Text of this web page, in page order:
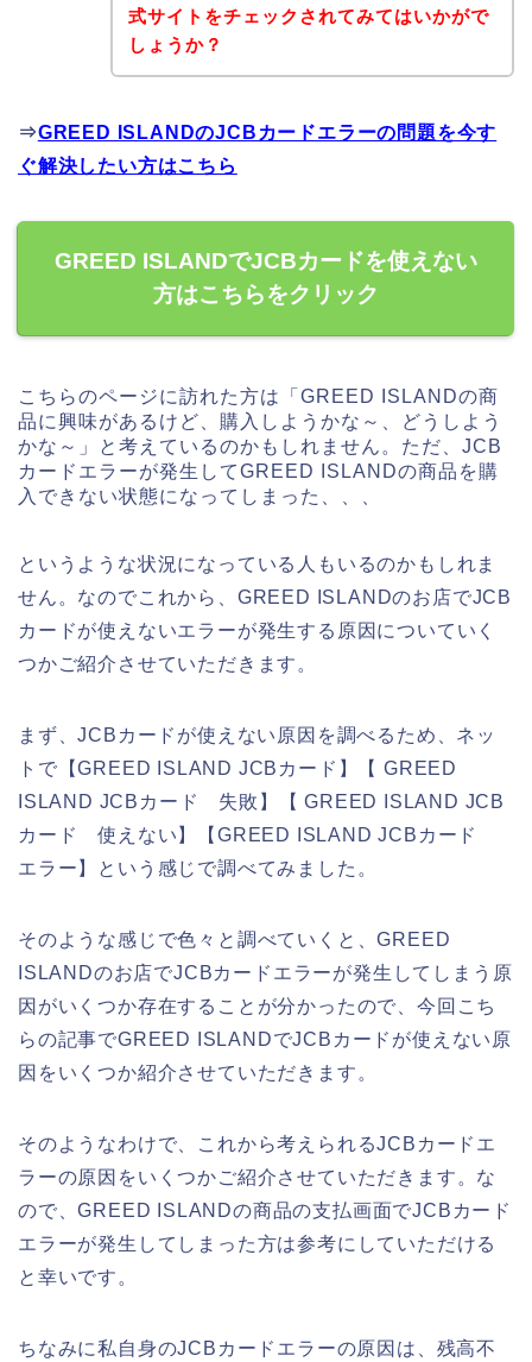
式サイトをチェックされてみてはいかがで
しょうか？
⇒GREED ISLANDのJCBカードエラーの問題を今す
ぐ解決したい方はこちら
GREED ISLANDでJCBカードを使えない
方はこちらをクリック
こちらのページに訪れた方は「GREED ISLANDの商
品に興味があるけど、購入しようかな～、どうしよう
かな～」と考えているのかもしれません。ただ、JCB
カードエラーが発生してGREED ISLANDの商品を購
入できない状態になってしまった、、、
というような状況になっている人もいるのかもしれま
せん。なのでこれから、GREED ISLANDのお店でJCB
カードが使えないエラーが発生する原因についていく
つかご紹介させていただきます。
まず、JCBカードが使えない原因を調べるため、ネッ
トで【GREED ISLAND JCBカード】【 GREED
ISLAND JCBカード 失敗】【 GREED ISLAND JCB
カード 使えない】【GREED ISLAND JCBカード
エラー】という感じで調べてみました。
そのような感じで色々と調べていくと、GREED
ISLANDのお店でJCBカードエラーが発生してしまう原
因がいくつか存在することが分かったので、今回こち
らの記事でGREED ISLANDでJCBカードが使えない原
因をいくつか紹介させていただきます。
そのようなわけで、これから考えられるJCBカードエ
ラーの原因をいくつかご紹介させていただきます。な
ので、GREED ISLANDの商品の支払画面でJCBカード
エラーが発生してしまった方は参考にしていただける
と幸いです。
ちなみに私自身のJCBカードエラーの原因は、残高不